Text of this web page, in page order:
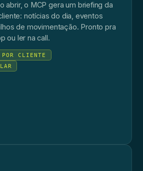
abrir, o MCP gera um briefing da
notícias do dia, eventos
de movimentação. Pronto pra
ou ler na call.
POR CLIENTE